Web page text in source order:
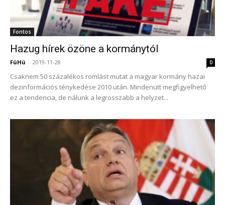
Fontos
Hazug hírek özöne a kormánytól
FüHü - 2019-11-28 0
Csaknem 50 százalékos romlást mutat a magyar kormány hazai
dezinformációs ténykedése 2010 után. Mindenütt megfigyelhető
ez a tendencia, de nálunk a legrosszabb a helyzet...